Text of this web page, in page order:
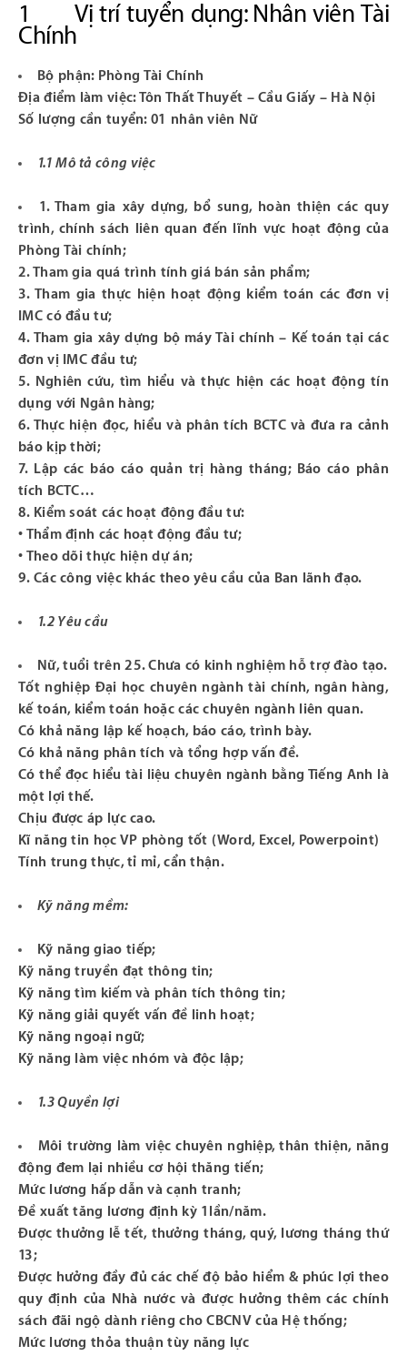
1 Vị trí tuyển dụng: Nhân viên Tài
Chính
Bộ phận: Phòng Tài Chính
Địa điểm làm việc: Tôn Thất Thuyết – Cầu Giấy – Hà Nội
Số lượng cần tuyển: 01 nhân viên Nữ
1.1 Mô tả công việc
1. Tham gia xây dựng, bổ sung, hoàn thiện các quy
trình, chính sách liên quan đến lĩnh vực hoạt động của
Phòng Tài chính;
2. Tham gia quá trình tính giá bán sản phẩm;
3. Tham gia thực hiện hoạt động kiểm toán các đơn vị
IMC có đầu tư;
4. Tham gia xây dựng bộ máy Tài chính – Kế toán tại các
đơn vị IMC đầu tư;
5. Nghiên cứu, tìm hiểu và thực hiện các hoạt động tín
dụng với Ngân hàng;
6. Thực hiện đọc, hiểu và phân tích BCTC và đưa ra cảnh
báo kịp thời;
7. Lập các báo cáo quản trị hàng tháng; Báo cáo phân
tích BCTC…
8. Kiểm soát các hoạt động đầu tư:
• Thẩm định các hoạt động đầu tư;
• Theo dõi thực hiện dự án;
9. Các công việc khác theo yêu cầu của Ban lãnh đạo.
1.2 Yêu cầu
Nữ, tuổi trên 25. Chưa có kinh nghiệm hỗ trợ đào tạo.
Tốt nghiệp Đại học chuyên ngành tài chính, ngân hàng,
kế toán, kiểm toán hoặc các chuyên ngành liên quan.
Có khả năng lập kế hoạch, báo cáo, trình bày.
Có khả năng phân tích và tổng hợp vấn đề.
Có thể đọc hiểu tài liệu chuyên ngành bằng Tiếng Anh là
một lợi thế.
Chịu được áp lực cao.
Kĩ năng tin học VP phòng tốt (Word, Excel, Powerpoint)
Tính trung thực, tỉ mỉ, cẩn thận.
Kỹ năng mềm:
Kỹ năng giao tiếp;
Kỹ năng truyền đạt thông tin;
Kỹ năng tìm kiếm và phân tích thông tin;
Kỹ năng giải quyết vấn đề linh hoạt;
Kỹ năng ngoại ngữ;
Kỹ năng làm việc nhóm và độc lập;
1.3 Quyền lợi
Môi trường làm việc chuyên nghiệp, thân thiện, năng
động đem lại nhiều cơ hội thăng tiến;
Mức lương hấp dẫn và cạnh tranh;
Đề xuất tăng lương định kỳ 1lần/năm.
Được thưởng lễ tết, thưởng tháng, quý, lương tháng thứ
13;
Được hưởng đầy đủ các chế độ bảo hiểm & phúc lợi theo
quy định của Nhà nước và được hưởng thêm các chính
sách đãi ngộ dành riêng cho CBCNV của Hệ thống;
Mức lương thỏa thuận tùy năng lực